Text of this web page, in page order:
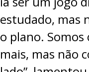
estudado, mas
o plano.
mais, mas não